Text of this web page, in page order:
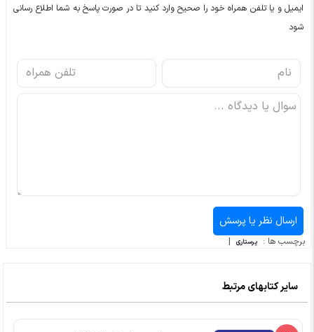
ایمیل و یا تلفن همراه خود را صحیح وارد کنید تا در صورت پاسخ به شما اطلاع رسانی
شود
برچسب ها : پرستاری |
سایر کتابهای مرتبط